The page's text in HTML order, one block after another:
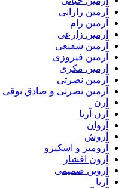
آرمین رازانی
آرمین رام
آرمین زارعی
آرمین شفیعی
آرمین فیروزی
آرمین مکری
آرمین نصرتی
آرمین نصرتی و صادق بوقی
آرن
آرن آریا
آروان
آروش
آرومیر و اسکیزو
آرون افشار
آروین صمیمی
آریا